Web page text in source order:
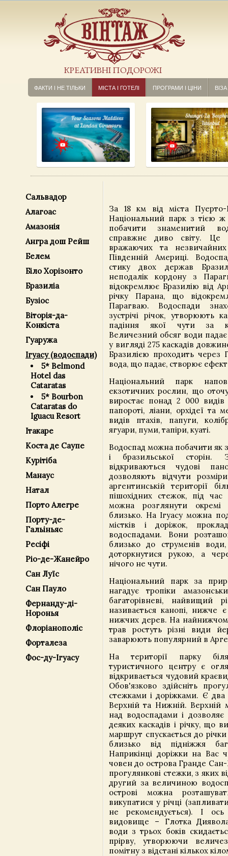
КРЕАТИВНІ ПОДОРОЖІ
ФАКТИ І НЕ ТІЛЬКИ МІСТА І ГОТЕЛІ ПРОГРАМИ І ЦІНИ ВІЗА
Cальвадор
Алагоас
Амазонія
Ангра дош Рейш
Белем
Біло Хорізонто
Бразиліа
Бузіос
Віторія-да-
Конкіста
Гуаружа
Ігуасу (водоспади)
5* Belmond
Hotel das
Cataratas
5* Bourbon
Cataratas do
Iguacu Resort
Ітакаре
Коста де Саупе
Курітіба
Манаус
Натал
Порто Алегре
Порту-де-
Гальіньяс
Ресіфі
Ріо-де-Жанейро
Сан Луїс
Сан Пауло
Фернанду-ді-
Норонья
Флоріанополіс
Форталеза
Фос-ду-Ігуасу
За 18 км від міста Пуерто-
Національний парк з тією
побачити знаменитий
справжнє диво світу. Це
вражаючих та
Південній Америці.
стику двох держав
неподалік кордону з
відокремлює Бразилію від
річку Парана, що
Парагваю. Водоспади
зустрічі річок, утворюють
падіння якої чути за
Величезний обсяг води
у вигляді 275 каскадів
Бразилією проходить через
вода, що падає, створює
Національний парк
екзотичних рослин, що
виростає понад 2 000 видів
папороті, ліани, орхідеї та
видів птахів, папуги,
ягуари, пуми, тапіри, куаті.
Водоспад можна побачити як
і бразильської сторін.
відкриваються чудові
дозволяють відчути
аргентинській території
пішохідних стежок, під
можна розглянути окремі
близько. На Ігуасу можна
містків і доріжок,
водоспадами. Вони
близько до струменів
доторкнутися рукою, а
нічого не чути.
Національний парк за
нагадує тропіки
багаторівневі, найвищий
називається канопі, нижче
нижчих дерев. На найнижчому
трав ростуть різні види
заварюють популярний в
На території парку
туристичного центру є
відкривається чудовий
Обов'язково здійсніть
стежками і доріжками. Є
Верхній та Нижній. Верхній
над водоспадами і дозволяє
деяких каскадів і річку, що
маршрут спускається до
близько від підніжжя
Наприкінці доріжки на Вас
човен до острова Гранде
прогулянкові стежки, з яких
другий за величиною
острові можна
викупатися у річці
не рекомендується). І
видовище – Глотка
води з трьох боків
прірву, утворюючи
помітну з відстані кількох